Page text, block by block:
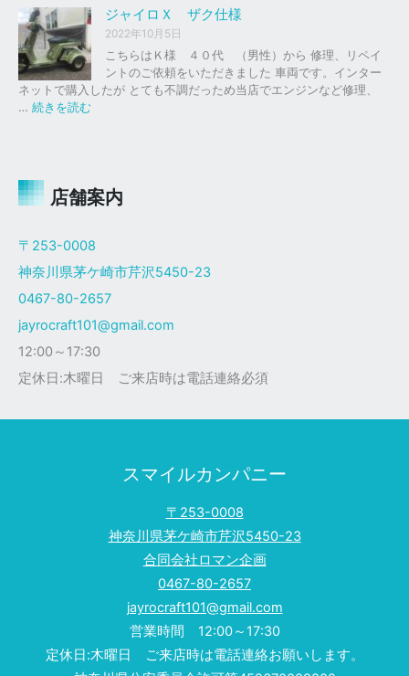
ま
し
た
。
ー
ザ
ク
仕
様
ア
ボ
ッ
ク
ス
塗
ジャイロＸ ザク仕様
2022年10月5日
こちらはＫ様 ４０代 （男性）から 修理、リペイ
ントのご依頼をいただきました 車両です。インター
ネットで購入したが とても不調だっため当店でエンジンなど修理、
… 続きを読む
Ｘ
ク
様
店舗案内
〒253-0008
神奈川県茅ケ崎市芹沢5450-23
0467-80-2657
jayrocraft101@gmail.com
12:00～17:30
定休日:木曜日 ご来店時は電話連絡必須
スマイルカンパニー
〒253-0008
神奈川県茅ケ崎市芹沢5450-23
合同会社ロマン企画
0467-80-2657
jayrocraft101@gmail.com
営業時間 12:00～17:30
定休日:木曜日 ご来店時は電話連絡お願いします。